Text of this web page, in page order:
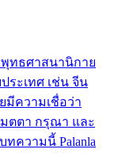
ทธศาสนานิกาย
ระเทศ เช่น จีน
มีความเชื่อว่า
ตตา กรุณา และ
ความนี้ Palanla